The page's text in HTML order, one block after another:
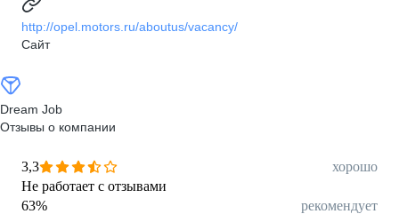
http://opel.motors.ru/aboutus/vacancy/
Сайт
Dream Job
Отзывы о компании
3,3
хорошо
Не работает с отзывами
63% рекомендует